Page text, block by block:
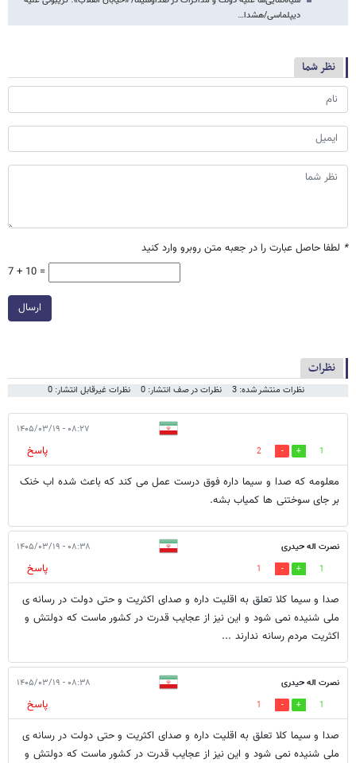
دیپلماسی/هشدا…
نظر شما
* لطفا حاصل عبارت را در جعبه متن روبرو وارد کنید
7 + 10 =
ارسال
نظرات
نظرات منتشر شده: 3 نظرات در صف انتشار: 0 نظرات غیرقابل انتشار: 0
۰۸:۲۷ - ۱۴۰۵/۰۳/۱۹
1
2
پاسخ
معلومه که صدا و سیما داره فوق درست عمل می کند که باعث شده اب خنک
بر جای سوختنی ها کمیاب بشه.
نصرت اله حیدری ۰۸:۳۸ - ۱۴۰۵/۰۳/۱۹
1
1
پاسخ
صدا و سیما کلا تعلق به اقلیت داره و صدای اکثریت و حتی دولت در رسانه ی
ملی شنیده نمی شود و این نیز از عجایب قدرت در کشور ماست که دولتش و
اکثریت مردم رسانه ندارند ...
نصرت اله حیدری ۰۸:۳۸ - ۱۴۰۵/۰۳/۱۹
1
1
پاسخ
صدا و سیما کلا تعلق به اقلیت داره و صدای اکثریت و حتی دولت در رسانه ی
ملی شنیده نمی شود و این نیز از عجایب قدرت در کشور ماست که دولتش و